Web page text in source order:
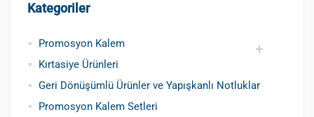
Kategoriler
Promosyon Kalem
Promosyon Metal Kalem
Promosyon Roller Kalem
Promosyon Dokunmatik Kalem
Promosyon Plastik Kalem
Geri Dönüşümlü ve Tohumlu Kalemler
Promosyon Fosforlu Kalem
Kursun Kalemler
Kırtasiye Ürünleri
Geri Dönüşümlü Ürünler ve Yapışkanlı Notluklar
Promosyon Kalem Setleri